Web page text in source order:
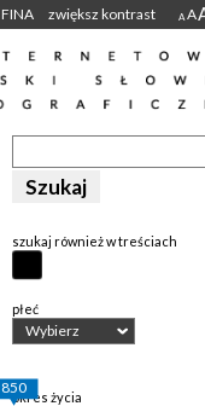
FINA zwiększ kontrast A A
szukaj również w treściach
płeć
Wybierz
okres życia
850